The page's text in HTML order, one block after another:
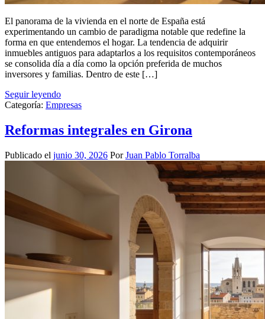
El panorama de la vivienda en el norte de España está
experimentando un cambio de paradigma notable que redefine la
forma en que entendemos el hogar. La tendencia de adquirir
inmuebles antiguos para adaptarlos a los requisitos contemporáneos
se consolida día a día como la opción preferida de muchos
inversores y familias. Dentro de este […]
Seguir leyendo
Categoría: Empresas
Reformas integrales en Girona
Publicado el junio 30, 2026 PorJuan Pablo Torralba